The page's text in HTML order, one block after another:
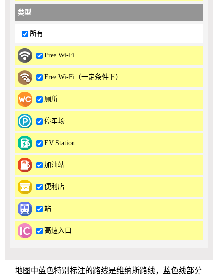
类型
所有
Free Wi-Fi
Free Wi-Fi（一定条件下）
厕所
停车场
EV Station
加油站
便利店
站
高速入口
地图中蓝色特别标注的路线是维纳斯路线，蓝色线部分